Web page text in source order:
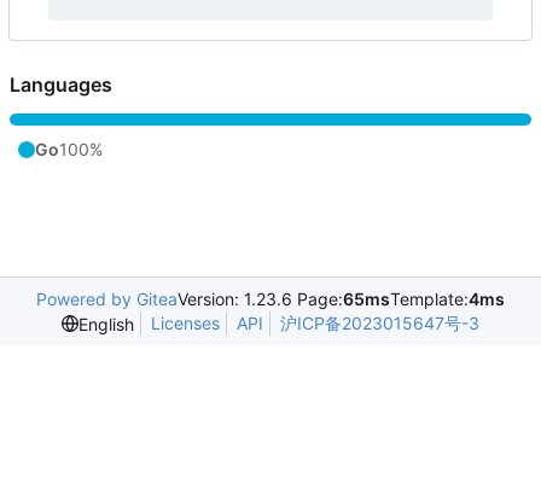
Languages
Go100%
Powered by GiteaVersion: 1.23.6 Page:65msTemplate:4ms
English
Licenses API 沪ICP备2023015647号-3